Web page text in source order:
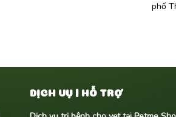
phố
DỊCH VỤ | HỖ TRỢ